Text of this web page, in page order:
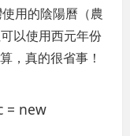
用的陰陽曆（農
以使用西元年份
，真的很省事！
= new